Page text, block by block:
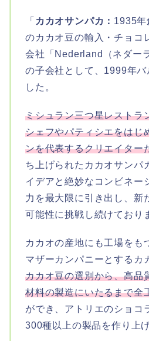
「 カカオサンパカ： 1935年
のカカオ豆の輸入・チョコ
会社「Nederland（ネダー
の子会社として、1999年バ
した。
ミシュラン三つ星レストラ
シェフやパティシエをはじ
ンを代表するクリエイター
ち上げられたカカオサンパ
イデアと絶妙なコンビネー
力を最大限に引き出し、新
可能性に挑戦し続けており
カカオの産地にも工場をも
マザーカンパニーとするカ
カカオ豆の選別から、高品
材料の製造にいたるまで全
ができ、アトリエのショコ
300種以上の製品を作り上